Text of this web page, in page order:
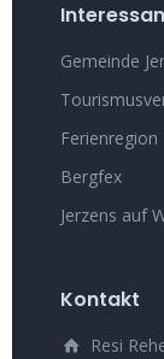
Gemeinde
Bergfex
Jerzens auf
Kontakt
Resi